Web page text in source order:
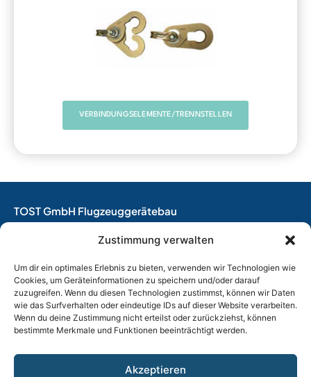
Zustimmung verwalten
Um dir ein optimales Erlebnis zu bieten, verwenden wir Technologien wie
Cookies, um Geräteinformationen zu speichern und/oder darauf
zuzugreifen. Wenn du diesen Technologien zustimmst, können wir Daten
wie das Surfverhalten oder eindeutige IDs auf dieser Website verarbeiten.
Wenn du deine Zustimmung nicht erteilst oder zurückziehst, können
bestimmte Merkmale und Funktionen beeinträchtigt werden.
Akzeptieren
VERBINDUNGSELEMENTE/TRENNSTELLEN
TOST GmbH Flugzeuggerätebau
EASA Instandhaltungsbetrieb
Thalkirchner Straße 62
80337 München
Tel. +49(0)89 544 599 0
E-Mail:info@tost.de